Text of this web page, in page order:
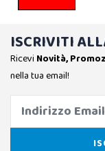
ISCRIVITI
Ricevi Novità,
nella tua email!